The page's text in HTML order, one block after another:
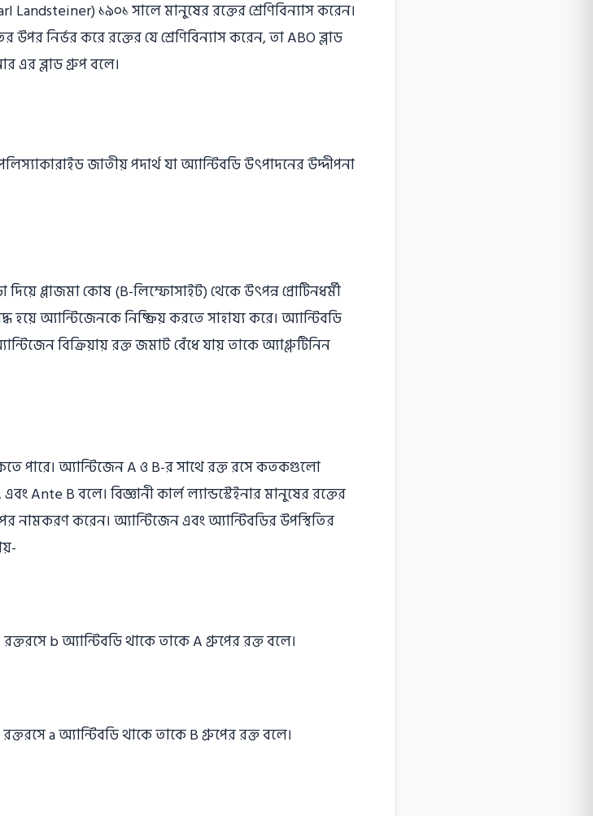
Landsteiner) ১৯০১ সালে মানুষের রক্তের শ্রেণিবিন্যাস করেন।
নির্ভর করে রক্তের যে শ্রেণিবিন্যাস করেন, তা ABO ব্লাড
এর ব্লাড গ্রুপ বলে।
জাতীয় পদার্থ যা অ্যান্টিবডি উৎপাদনের উদ্দীপনা
দিয়ে প্লাজমা কোষ (B-লিম্ফোসাইট) থেকে উৎপন্ন প্রােটিনধর্মী
হয়ে অ্যান্টিজেনকে নিষ্ক্রিয় করতে সাহায্য করে। অ্যান্টিবডি
বিক্রিয়ায় রক্ত জমাট বেঁধে যায় তাকে অ্যাগ্লুটিনিন
পারে। অ্যান্টিজেন A ও B-র সাথে রক্ত রসে কতকগুলাে
Ante B বলে। বিজ্ঞানী কার্ল ল্যান্ডস্টেইনার মানুষের রক্তের
নামকরণ করেন। অ্যান্টিজেন এবং অ্যান্টিবডির উপস্থিতির
b অ্যান্টিবডি থাকে তাকে A গ্রুপের রক্ত বলে।
a অ্যান্টিবডি থাকে তাকে B গ্রুপের রক্ত বলে।